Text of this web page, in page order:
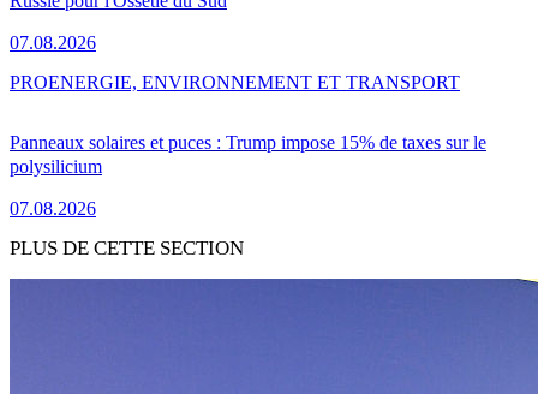
07.08.2026
Panneaux solaires et puces : Trump impose 15% de taxes sur le
polysilicium
07.08.2026
PROENERGIE, ENVIRONNEMENT ET TRANSPORT
PLUS DE CETTE SECTION